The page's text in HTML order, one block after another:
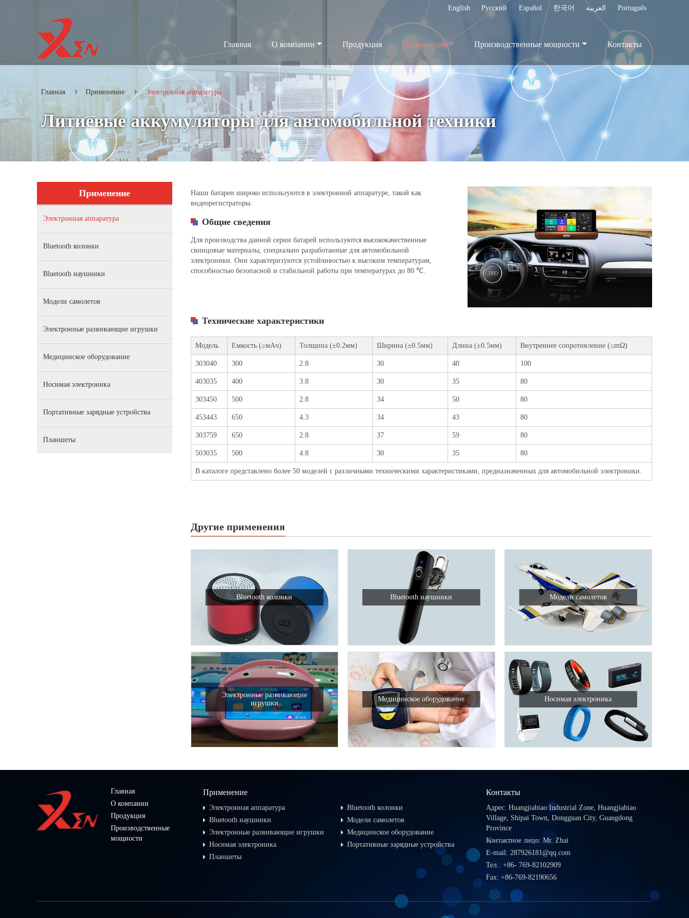
English Русский Español 한국어 العربية Português
Главная О компании Продукция Применение Производственные мощности Контакты
Главная Применение Электронная аппаратура
Литиевые аккумуляторы для автомобильной техники
Наши батареи широко используются в электронной аппаратуре, такой как
видеорегистраторы.
Общие сведения
Для производства данной серии батарей используются высококачественные
свинцовые материалы, специально разработанные для автомобильной
электроники. Они характеризуются устойчивостью к высоким температурам,
способностью безопасной и стабильной работы при температурах до 80 ℃.
Технические характеристики
Модель Емкость (≥мАч) Толщина (±0.2мм) Ширина (±0.5мм) Длина (±0.5мм) Внутреннее сопротивление (≤mΩ)
303040 300 2.8 30 40 100
403035 400 3.8 30 35 80
303450 500 2.8 34 50 80
453443 650 4.3 34 43 80
303759 650 2.8 37 59 80
503035 500 4.8 30 35 80
В каталоге представлено более 50 моделей с различными техническими характеристиками, предназначенных для автомобильной электроники.
Другие применения
Bluetooth колонки Bluetooth наушники Модели самолетов
Электронные развивающие
игрушки
Медицинское оборудование Носимая электроника
Применение
Электронная аппаратура
Bluetooth колонки
Bluetooth наушники
Модели самолетов
Электронные развивающие игрушки
Медицинское оборудование
Носимая электроника
Портативные зарядные устройства
Планшеты
Главная
О компании
Продукция
Производственные
мощности
Применение
Электронная аппаратура
Bluetooth колонки
Bluetooth наушники
Модели самолетов
Электронные развивающие игрушки
Медицинское оборудование
Носимая электроника
Портативные зарядные устройства
Планшеты
Контакты
Адрес: Huangjiabiao Industrial Zone, Huangjiabiao
Village, Shipai Town, Dongguan City, Guangdong
Province
Контактное лицо: Mr. Zhai
E-mail: 287926181@qq.com
Тел.: +86- 769-82102909
Fax: +86-769-82190656